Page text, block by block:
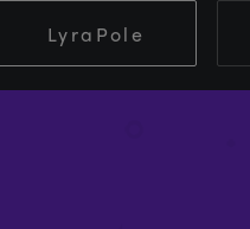
LyraPole